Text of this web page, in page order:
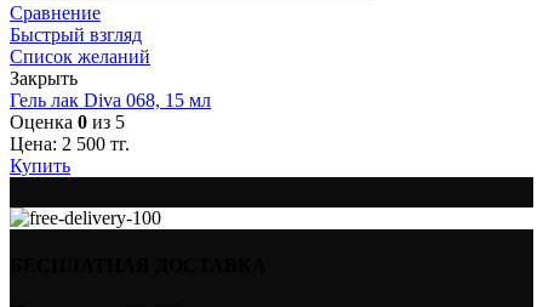
Сравнение
Быстрый взгляд
Список желаний
Закрыть
Гель лак Diva 068, 15 мл
Оценка 0 из 5
Цена: 2 500 тг.
Купить